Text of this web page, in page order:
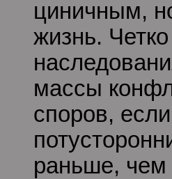
циничным,
жизнь.
массы
споров,
раньше,